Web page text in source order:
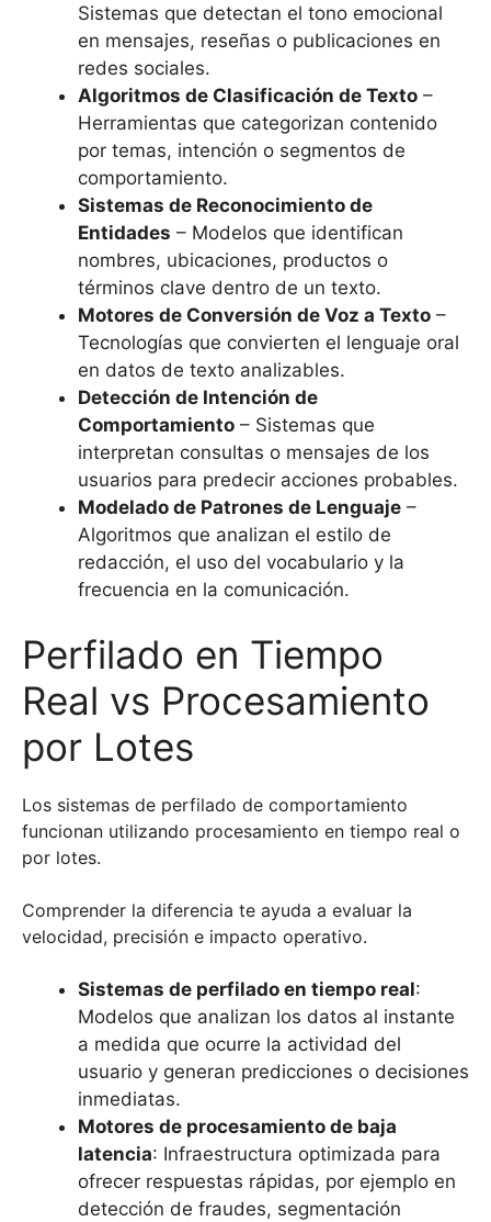
Sistemas que detectan el tono emocional
en mensajes, reseñas o publicaciones en
redes sociales.
Algoritmos de Clasificación de Texto –
Herramientas que categorizan contenido
por temas, intención o segmentos de
comportamiento.
Sistemas de Reconocimiento de
Entidades – Modelos que identifican
nombres, ubicaciones, productos o
términos clave dentro de un texto.
Motores de Conversión de Voz a Texto –
Tecnologías que convierten el lenguaje oral
en datos de texto analizables.
Detección de Intención de
Comportamiento – Sistemas que
interpretan consultas o mensajes de los
usuarios para predecir acciones probables.
Modelado de Patrones de Lenguaje –
Algoritmos que analizan el estilo de
redacción, el uso del vocabulario y la
frecuencia en la comunicación.
Perfilado en Tiempo
Real vs Procesamiento
por Lotes
Los sistemas de perfilado de comportamiento
funcionan utilizando procesamiento en tiempo real o
por lotes.
Comprender la diferencia te ayuda a evaluar la
velocidad, precisión e impacto operativo.
Sistemas de perfilado en tiempo real:
Modelos que analizan los datos al instante
a medida que ocurre la actividad del
usuario y generan predicciones o decisiones
inmediatas.
Motores de procesamiento de baja
latencia: Infraestructura optimizada para
ofrecer respuestas rápidas, por ejemplo en
detección de fraudes, segmentación